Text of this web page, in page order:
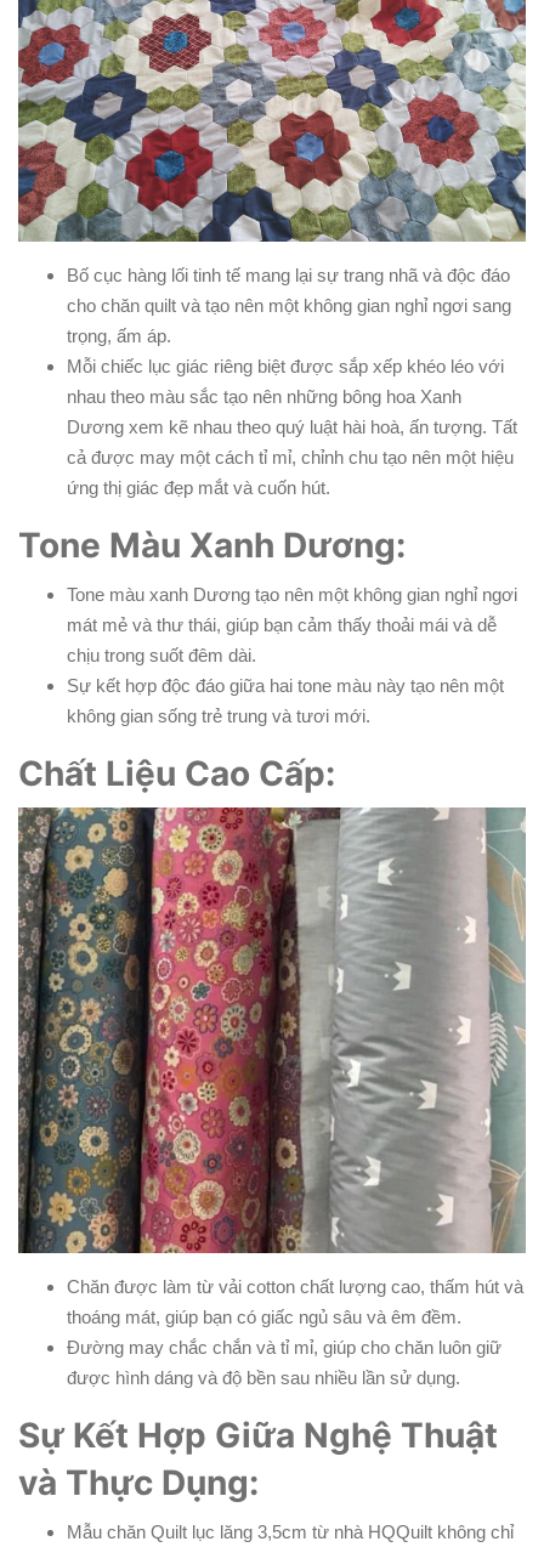
Bố cục hàng lối tinh tế mang lại sự trang nhã và độc đáo
cho chăn quilt và tạo nên một không gian nghỉ ngơi sang
trọng, ấm áp.
Mỗi chiếc lục giác riêng biệt được sắp xếp khéo léo với
nhau theo màu sắc tạo nên những bông hoa Xanh
Dương xem kẽ nhau theo quý luật hài hoà, ấn tượng. Tất
cả được may một cách tỉ mỉ, chỉnh chu tạo nên một hiệu
ứng thị giác đẹp mắt và cuốn hút.
Tone Màu Xanh Dương:
Tone màu xanh Dương tạo nên một không gian nghỉ ngơi
mát mẻ và thư thái, giúp bạn cảm thấy thoải mái và dễ
chịu trong suốt đêm dài.
Sự kết hợp độc đáo giữa hai tone màu này tạo nên một
không gian sống trẻ trung và tươi mới.
Chất Liệu Cao Cấp:
Chăn được làm từ vải cotton chất lượng cao, thấm hút và
thoáng mát, giúp bạn có giấc ngủ sâu và êm đềm.
Đường may chắc chắn và tỉ mỉ, giúp cho chăn luôn giữ
được hình dáng và độ bền sau nhiều lần sử dụng.
Sự Kết Hợp Giữa Nghệ Thuật
và Thực Dụng:
Mẫu chăn Quilt lục lăng 3,5cm từ nhà HQQuilt không chỉ